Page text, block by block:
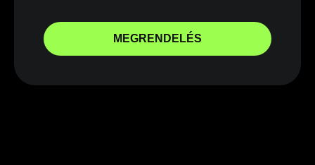
MEGRENDELÉS